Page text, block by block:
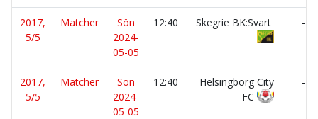
2017,
5/5
Matcher
Sön
2024-
05-05
12:40 Skegrie BK:Svart -
2017,
5/5
Matcher
Sön
2024-
05-05
12:40
Helsingborg City
FC
-